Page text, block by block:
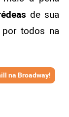
de sua
todos na
na Broadway!